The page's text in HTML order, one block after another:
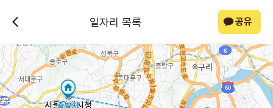
일자리 목록 공유